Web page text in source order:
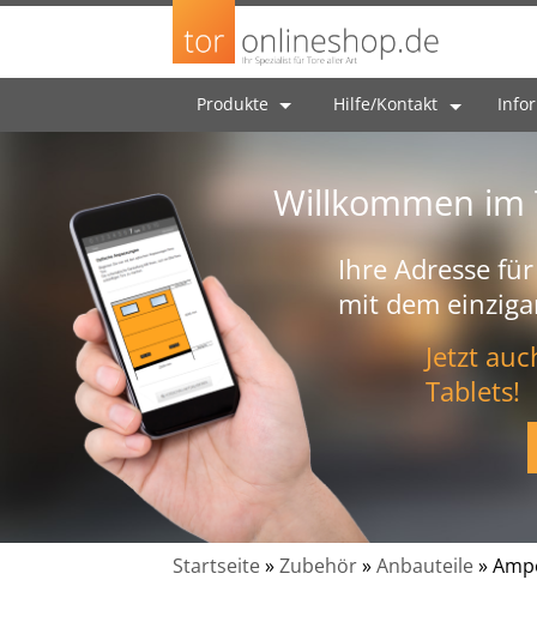
Produkte Hilfe/Kontakt
Willkommen
Ihre Adresse
mit dem
Jetzt
Tablets!
Startseite»Zubehör»Anbauteile»